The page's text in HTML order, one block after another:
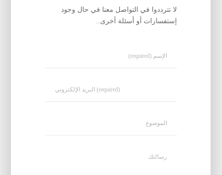
لا تترددوا في التواصل معنا في حال وجود
إستفسارات أو أسئلة أخرى..